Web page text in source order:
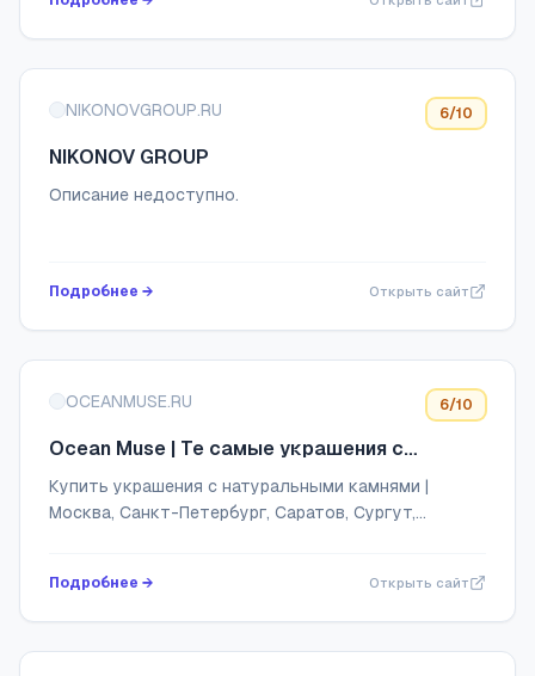
NIKONOVGROUP.RU 6/10
NIKONOV GROUP
Описание недоступно.
Подробнее → Открыть сайт
OCEANMUSE.RU 6/10
Ocean Muse | Те самые украшения с
острова Бали | Официальный интернет
магазин
Купить украшения с натуральными камнями |
Москва, Санкт-Петербург, Саратов, Сургут,
Севастополь, Ял...
Подробнее → Открыть сайт